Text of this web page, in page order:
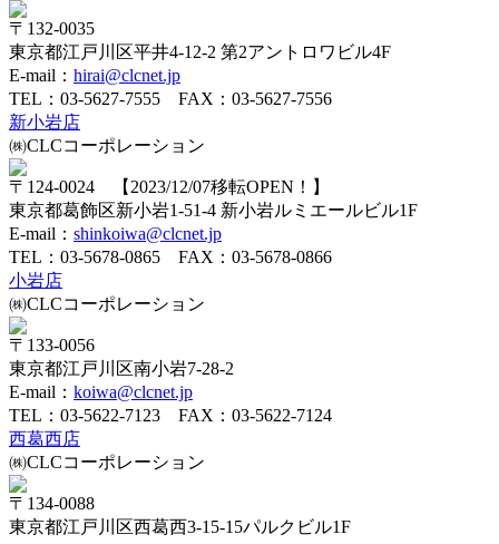
〒132-0035
東京都江戸川区平井4-12-2 第2アントロワビル4F
E-mail： hirai@clcnet.jp
TEL： 03-5627-7555 FAX：03-5627-7556
新小岩店
㈱CLCコーポレーション
〒124-0024 【2023/12/07移転OPEN！】
東京都葛飾区新小岩1-51-4 新小岩ルミエールビル1F
E-mail： shinkoiwa@clcnet.jp
TEL： 03-5678-0865 FAX：03-5678-0866
小岩店
㈱CLCコーポレーション
〒133-0056
東京都江戸川区南小岩7-28-2
E-mail： koiwa@clcnet.jp
TEL： 03-5622-7123 FAX：03-5622-7124
西葛西店
㈱CLCコーポレーション
〒134-0088
東京都江戸川区西葛西3-15-15パルクビル1F